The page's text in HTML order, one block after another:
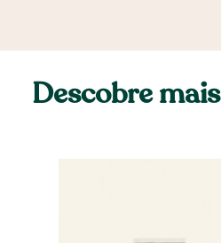
Descobre mais